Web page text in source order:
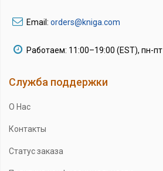
Email: orders@kniga.com
Работаем: 11:00–19:00 (EST), пн-пт
Служба поддержки
О Нас
Контакты
Статус заказа